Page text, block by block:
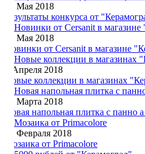
31 Мая 2018
Результаты конкурса от
13 Мая 2018
Новинки от Cersanit в магазине
4 Апреля 2018
Новые коллекции в магазинах
18 Марта 2018
Новая напольная плитка с панно
19 Февраля 2018
Мозаика от Primacolore